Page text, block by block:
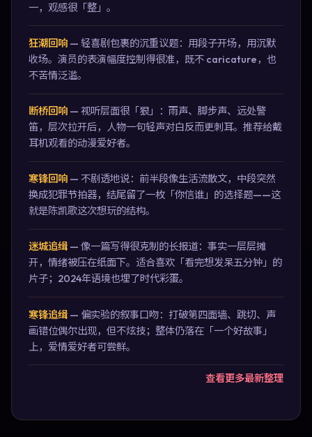
一，观感很「整」。
狂潮回响 — 轻喜剧包裹的沉重议题：用段子开场，用沉默
收场。演员的表演幅度控制得很准，既不 caricature，也
不苦情泛滥。
断桥回响 — 视听层面很「狠」：雨声、脚步声、远处警
笛，层次拉开后，人物一句轻声对白反而更刺耳。推荐给戴
耳机观看的动漫爱好者。
寒锋回响 — 不剧透地说：前半段像生活流散文，中段突然
换成犯罪节拍器，结尾留了一枚「你信谁」的选择题——这
就是陈凯歌这次想玩的结构。
迷城追缉 — 像一篇写得很克制的长报道：事实一层层摊
开，情绪被压在纸面下。适合喜欢「看完想发呆五分钟」的
片子；2024年语境也埋了时代彩蛋。
寒锋追缉 — 偏实验的叙事口吻：打破第四面墙、跳切、声
画错位偶尔出现，但不炫技；整体仍落在「一个好故事」
上，爱情爱好者可尝鲜。
查看更多最新整理